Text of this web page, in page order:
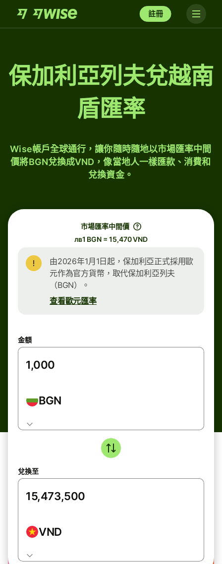
註冊
保加利亞列夫兌越南
盾匯率
Wise帳戶全球通行，讓你隨時隨地以市場匯率中間
價將BGN兌換成VND，像當地人一樣匯款、消費和
兌換資金。
市場匯率中間價
лв1 BGN = 15,470 VND
由2026年1月1日起，保加利亞正式採用歐
元作為官方貨幣，取代保加利亞列夫
（BGN）。
查看歐元匯率
金額
BGN
兌換至
VND